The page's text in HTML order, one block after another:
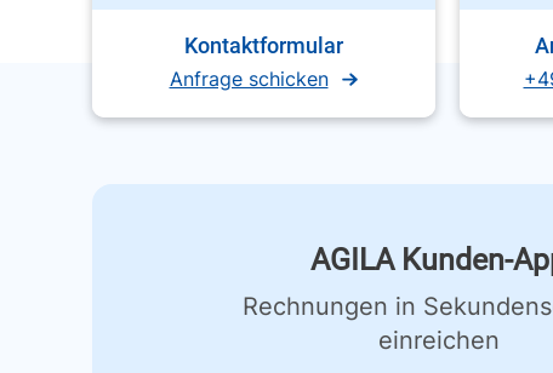
Kontaktformular
Anfrage schicken
AGILA Kunden-
Rechnungen in
einreichen